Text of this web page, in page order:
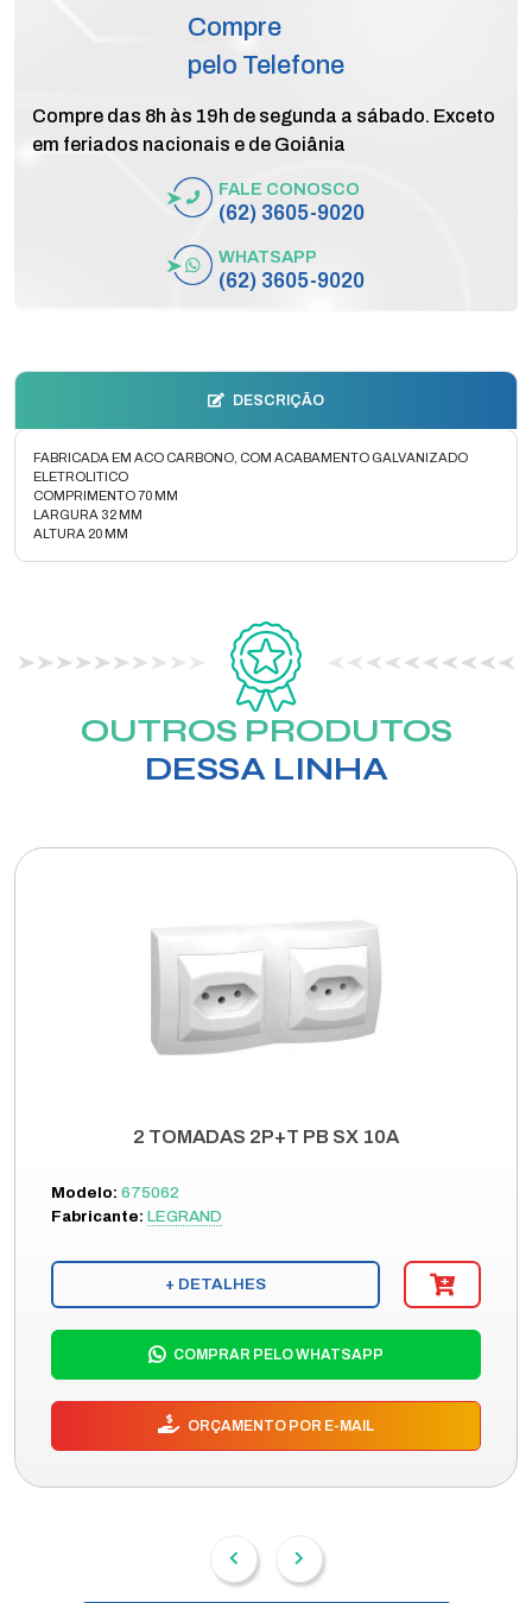
Compre
pelo Telefone
Compre das 8h às 19h de segunda a sábado. Exceto
em feriados nacionais e de Goiânia
FALE CONOSCO
(62) 3605-9020
WHATSAPP
(62) 3605-9020
DESCRIÇÃO
FABRICADA EM ACO CARBONO, COM ACABAMENTO GALVANIZADO
ELETROLITICO
COMPRIMENTO 70 MM
LARGURA 32 MM
ALTURA 20 MM
OUTROS PRODUTOS
DESSA LINHA
2 TOMADAS 2P+T PB SX 10A
Modelo: 675062
Fabricante: LEGRAND
+ DETALHES
COMPRAR PELO WHATSAPP
ORÇAMENTO POR E-MAIL